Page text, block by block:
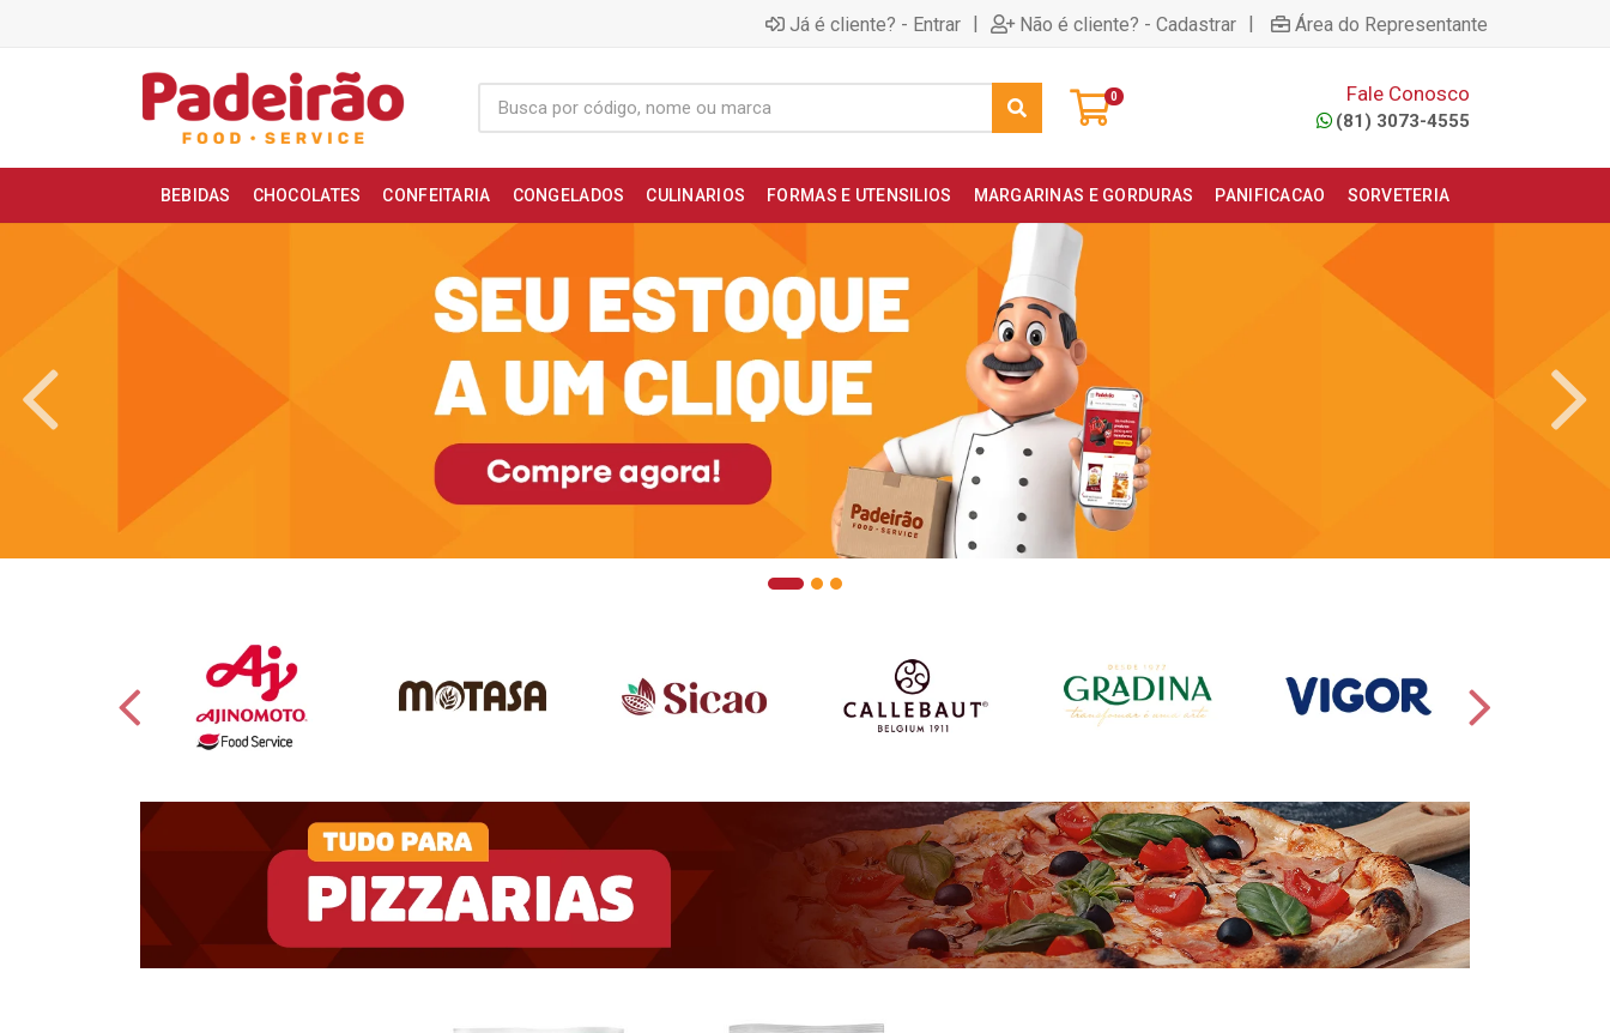
Já é cliente? - Entrar | Não é cliente? - Cadastrar | Área do Representante
0 Fale Conosco
(81) 3073-4555
BEBIDAS CHOCOLATES CONFEITARIA CONGELADOS CULINARIOS FORMAS E UTENSILIOS MARGARINAS E GORDURAS PANIFICACAO SORVETERIA